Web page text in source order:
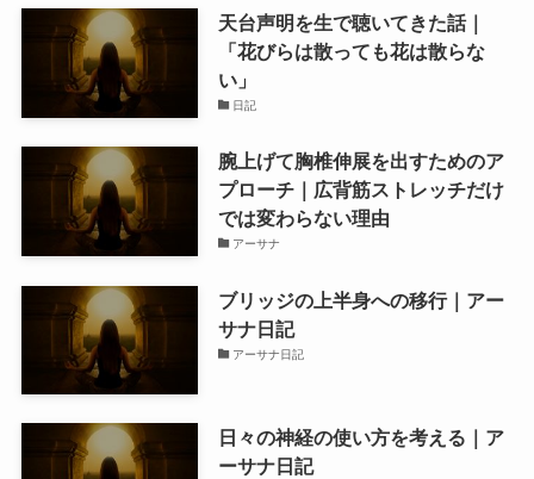
天台声明を生で聴いてきた話｜
「花びらは散っても花は散らな
い」
日記
腕上げて胸椎伸展を出すためのア
プローチ｜広背筋ストレッチだけ
では変わらない理由
アーサナ
ブリッジの上半身への移行｜アー
サナ日記
アーサナ日記
日々の神経の使い方を考える｜ア
ーサナ日記